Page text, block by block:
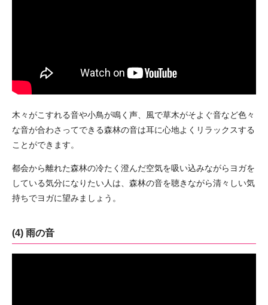
木々がこすれる音や小鳥が鳴く声、風で草木がそよぐ音など色々
な音が合わさってできる森林の音は耳に心地よくリラックスする
ことができます。
都会から離れた森林の冷たく澄んだ空気を吸い込みながらヨガを
している気分になりたい人は、森林の音を聴きながら清々しい気
持ちでヨガに望みましょう。
(4) 雨の音